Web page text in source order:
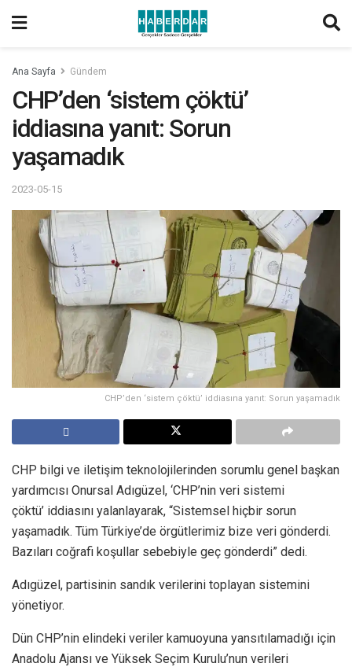
Ana Sayfa Gündem
CHP’den ‘sistem çöktü’
iddiasına yanıt: Sorun
yaşamadık
2023-05-15
CHP’den ‘sistem çöktü’ iddiasına yanıt: Sorun yaşamadık
CHP bilgi ve iletişim teknolojilerinden sorumlu genel başkan
yardımcısı Onursal Adıgüzel, ‘CHP’nin veri sistemi
çöktü’ iddiasını yalanlayarak, “Sistemsel hiçbir sorun
yaşamadık. Tüm Türkiye’de örgütlerimiz bize veri gönderdi.
Bazıları coğrafi koşullar sebebiyle geç gönderdi” dedi.
Adıgüzel, partisinin sandık verilerini toplayan sistemini
yönetiyor.
Dün CHP’nin elindeki veriler kamuoyuna yansıtılamadığı için
Anadolu Ajansı ve Yüksek Seçim Kurulu’nun verileri